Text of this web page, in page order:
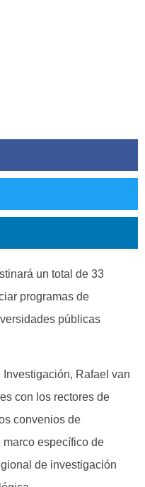
un total de 33
programas de
públicas
Rafael van
con los rectores de
convenios de
específico de
de investigación